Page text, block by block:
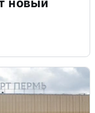
новый